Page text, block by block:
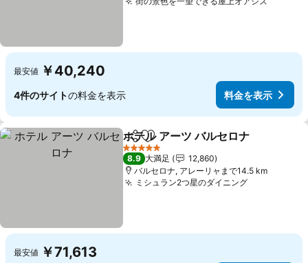
最安値 ￥40,240
4件のサイトの料金を表示 料金を表示
シェアお気に入りに追加
ホテル アーツ バルセロナ
5 ホテルのランク
8.9 大満足
12,860
バルセロナ, アレーリャまで14.5 km
ミシュラン2つ星のダイニング
最安値 ￥71,613